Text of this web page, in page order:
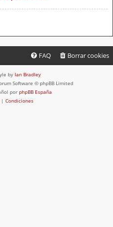
Borrar cookies
FAQ
by Ian Bradley
Software © phpBB Limited
por phpBB España
| Condiciones